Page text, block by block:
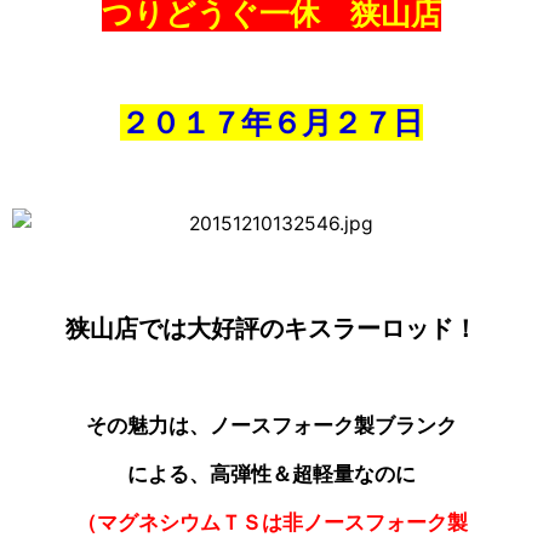
つりどうぐ一休 狭山店
２０１７年６ 月２７日
狭山店では大好評のキスラーロッド！
その魅力は、ノースフォーク製ブランク
による、高弾性＆超軽量なのに
（マグネシウムＴＳは非ノースフォーク製